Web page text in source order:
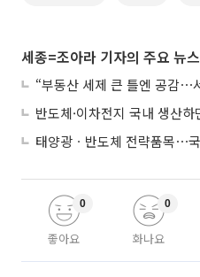
세종=조아라 기자의 주요 뉴스
좋아요
0
화나요
0